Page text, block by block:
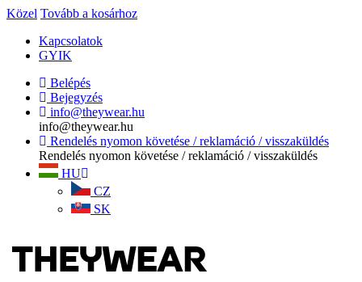
Közel Tovább a kosárhoz
Kapcsolatok
GYIK
Belépés
Bejegyzés
info@theywear.hu
info@theywear.hu
Rendelés nyomon követése / reklamáció / visszaküldés
Rendelés nyomon követése / reklamáció / visszaküldés
HU
CZ
SK